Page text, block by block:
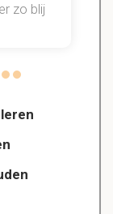
zo blij